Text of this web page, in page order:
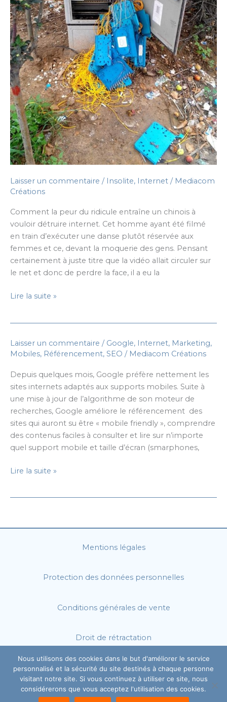
Laisser un commentaire / Insolite, Internet / Mediacom
Créations
Comment la peur du ridicule entraîne un chinois à
vouloir détruire internet. Cet homme ayant été filmé
en train d’exécuter une danse plutôt réservée aux
femmes et ce, devant la moquerie des gens. Pensant
certainement à juste titre que la vidéo allait circuler sur
le net et donc de perdre la face, il a eu la
Le
détruire
internet
Lire la suite »
Laisser un commentaire / Google, Internet, Marketing,
Mobiles, Référencement, SEO / Mediacom Créations
Depuis quelques mois, Google préfère nettement les
sites internets adaptés aux supports mobiles. Suite à
une mise à jour de l’algorithme de son moteur de
recherches, Google améliore le référencement des
sites qui auront su être « mobile friendly », comprendre
des contenus faciles à consulter et lire sur n’importe
quel support mobile et taille d’écran (smarphones,
Google
aux
Lire la suite »
Mentions légales
Protection des données personnelles
Conditions générales de vente
Droit de rétractation
© 2026 - Mediacom Créations
Nous utilisons des cookies dans le but d'améliorer le service
personnalisé et la sécurité du site destinés à chaque personne
visitant notre site. Si vous continuez à utiliser ce site, nous
considérerons que vous acceptez l'utilisation des cookies.